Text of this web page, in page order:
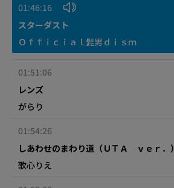
01:46:16
スターダスト
Ｏｆｆｉｃｉａｌ髭男ｄｉｓｍ
01:51:06
レンズ
がらり
01:54:26
しあわせのまわり道（ＵＴＡ ｖｅｒ．）
歌心りえ